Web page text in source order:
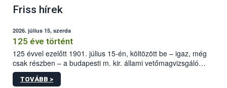
Friss hírek
2026. július 15, szerda
125 éve történt
125 évvel ezelőtt 1901. július 15-én, költözött be – igaz, még
csak részben – a budapesti m. kir. állami vetőmagvizsgáló
állomás a Kis Rókus utca 15. szám alatti, Czigler Győző által
tervezett új épületébe.
TOVÁBB >